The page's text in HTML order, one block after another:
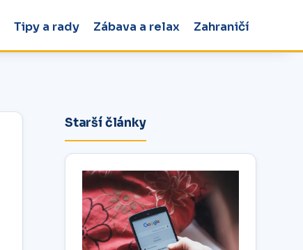
Tipy a rady Zábava a relax Zahraničí
Starší články